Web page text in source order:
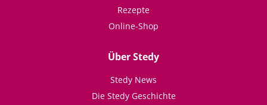
Rezepte
Online-Shop
Über Stedy
Stedy News
Die Stedy Geschichte